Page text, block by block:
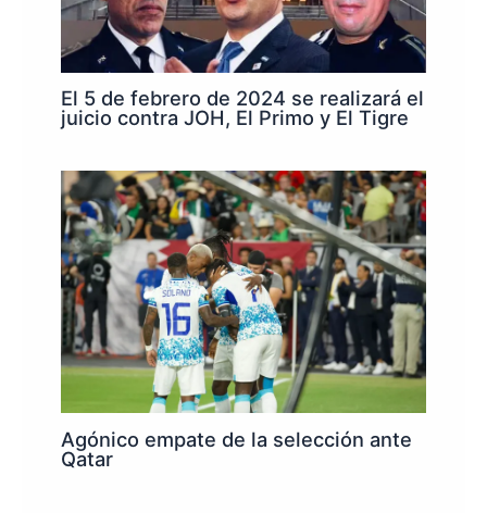
El 5 de febrero de 2024 se realizará el
juicio contra JOH, El Primo y El Tigre
Agónico empate de la selección ante
Qatar